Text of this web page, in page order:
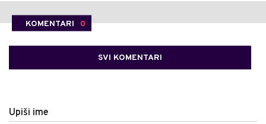
KOMENTARI 0
SVI KOMENTARI
Upiši ime